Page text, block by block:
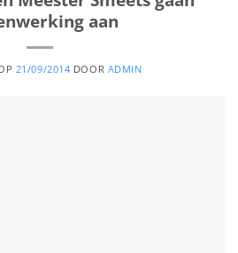
aan
21/09/2014 DOOR ADMIN